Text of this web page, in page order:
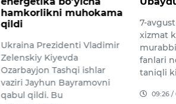
7-avgust kuni O‘zbekistonda
murabbiysi, san’atshunoslik
fanlari nomzodi, professor,
taniqli kinoak…
09:26 / 08.08.2026
8
dan 8
16:45 /